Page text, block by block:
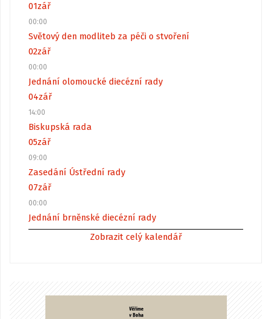
01zář
00:00
Světový den modliteb za péči o stvoření
02zář
00:00
Jednání olomoucké diecézní rady
04zář
14:00
Biskupská rada
05zář
09:00
Zasedání Ústřední rady
07zář
00:00
Jednání brněnské diecézní rady
Zobrazit celý kalendář